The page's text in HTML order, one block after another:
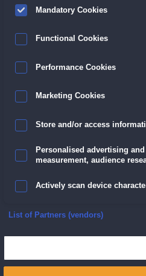
Mandatory Cookies
Functional Cookies
Performance Cookies
Marketing Cookies
Store and/or access
Personalised advertising
measurement, audience
Actively scan device
Ensure security, prevent
List of Partners (vendors)